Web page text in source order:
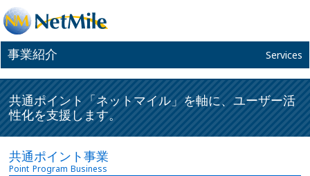
事業紹介 Services
共通ポイント「ネットマイル」を軸に、ユーザー活
性化を支援します。
共通ポイント事業
Point Program Business